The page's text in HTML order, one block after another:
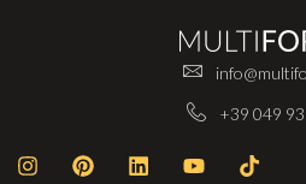
+39 049